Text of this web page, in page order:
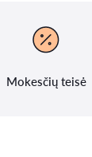
Mokesčių teisė